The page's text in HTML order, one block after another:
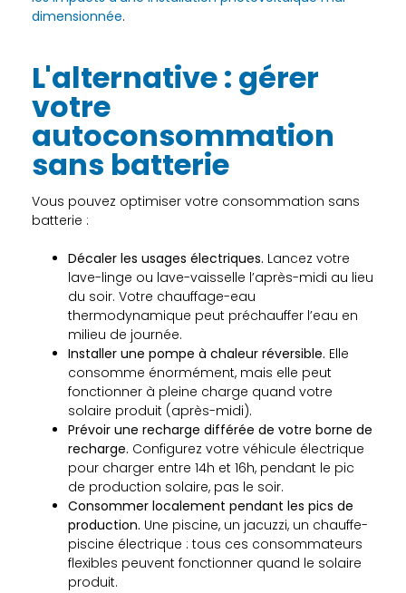
dimensionnée.
L'alternative : gérer
votre
autoconsommation
sans batterie
Vous pouvez optimiser votre consommation sans
batterie :
Décaler les usages électriques. Lancez votre
lave-linge ou lave-vaisselle l’après-midi au lieu
du soir. Votre chauffage-eau
thermodynamique peut préchauffer l’eau en
milieu de journée.
Installer une pompe à chaleur réversible. Elle
consomme énormément, mais elle peut
fonctionner à pleine charge quand votre
solaire produit (après-midi).
Prévoir une recharge différée de votre borne de
recharge. Configurez votre véhicule électrique
pour charger entre 14h et 16h, pendant le pic
de production solaire, pas le soir.
Consommer localement pendant les pics de
production. Une piscine, un jacuzzi, un chauffe-
piscine électrique : tous ces consommateurs
flexibles peuvent fonctionner quand le solaire
produit.